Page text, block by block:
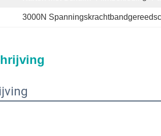
3000N